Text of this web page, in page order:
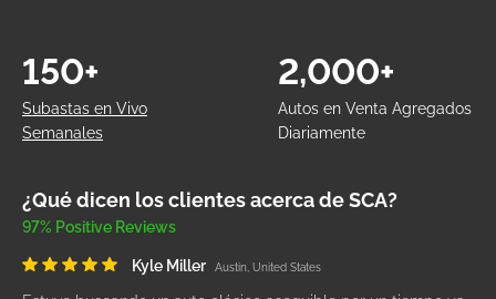
Subastas en Vivo
Semanales
150+
Autos en Venta Agregados
Diariamente
2,000+
¿Qué dicen los clientes acerca de SCA?
97% Positive Reviews
Kyle Miller Austin, United States